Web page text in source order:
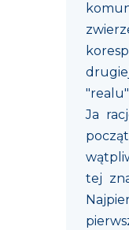
Ja
tej